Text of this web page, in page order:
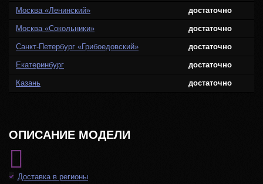
Москва «Ленинский» достаточно
Москва «Сокольники» достаточно
Санкт-Петербург «Грибоедовский» достаточно
Екатеринбург достаточно
Казань достаточно
ОПИСАНИЕ МОДЕЛИ
Доставка в регионы